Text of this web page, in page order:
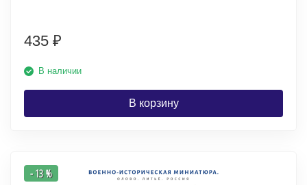
435 ₽
В наличии
В корзину
- 13 %